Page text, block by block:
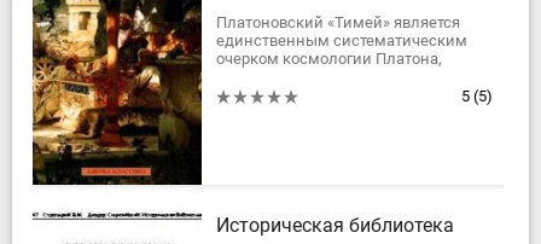
Платоновский «Тимей» является
единственным систематическим
очерком космологии Платона,
только в разбросанном и случайном
5 (5)
Историческая библиотека